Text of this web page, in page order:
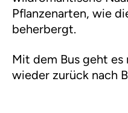
Pflanzenarten, wie
beherbergt.
Mit dem Bus geht es
wieder zurück nach